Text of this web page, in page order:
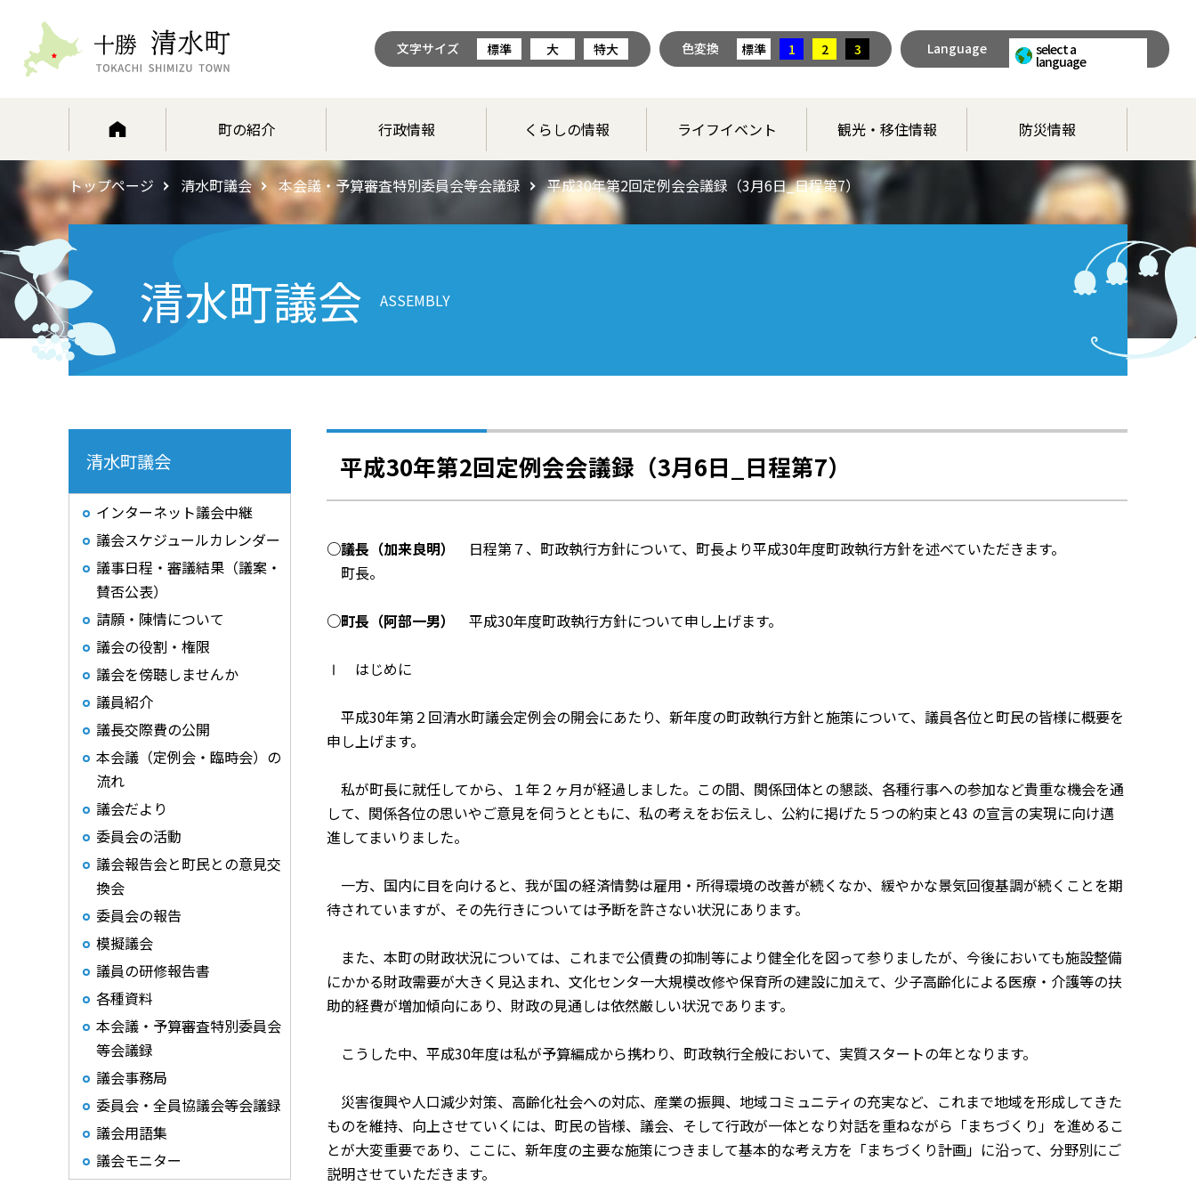
文字サイズ 標準 大 特大 色変換 標準 1 2 3 Language select a
language
町の紹介 行政情報 くらしの情報 ライフイベント 観光・移住情報 防災情報
トップページ 清水町議会 本会議・予算審査特別委員会等会議録 平成30年第2回定例会会議録（3月6日_日程第7）
清水町議会 ASSEMBLY
清水町議会
インターネット議会中継
議会スケジュールカレンダー
議事日程・審議結果（議案・
賛否公表）
請願・陳情について
議会の役割・権限
議会を傍聴しませんか
議員紹介
議長交際費の公開
本会議（定例会・臨時会）の
流れ
議会だより
委員会の活動
議会報告会と町民との意見交
換会
委員会の報告
模擬議会
議員の研修報告書
各種資料
本会議・予算審査特別委員会
等会議録
議会事務局
委員会・全員協議会等会議録
議会用語集
議会モニター
平成30年第2回定例会会議録（3月6日_日程第7）
○議長（加来良明）
日程第７、町政執行方針について、町長より平成30年度町政執行方針を述べていただきます。
町長。
○町長（阿部一男） 平成30年度町政執行方針について申し上げます。
Ⅰ はじめに
平成30年第２回清水町議会定例会の開会にあたり、新年度の町政執行方針と施策について、議員各位と町民の皆様に概要を
申し上げます。
私が町長に就任してから、１年２ヶ月が経過しました。この間、関係団体との懇談、各種行事への参加など貴重な機会を通
して、関係各位の思いやご意見を伺うとともに、私の考えをお伝えし、公約に掲げた５つの約束と43 の宣言の実現に向け邁
進してまいりました。
一方、国内に目を向けると、我が国の経済情勢は雇用・所得環境の改善が続くなか、緩やかな景気回復基調が続くことを期
待されていますが、その先行きについては予断を許さない状況にあります。
また、本町の財政状況については、これまで公債費の抑制等により健全化を図って参りましたが、今後においても施設整備
にかかる財政需要が大きく見込まれ、文化センタ一大規模改修や保育所の建設に加えて、少子高齢化による医療・介護等の扶
助的経費が増加傾向にあり、財政の見通しは依然厳しい状況であります。
こうした中、平成30年度は私が予算編成から携わり、町政執行全般において、実質スタートの年となります。
災害復興や人口減少対策、高齢化社会への対応、産業の振興、地域コミュニティの充実など、これまで地域を形成してきた
ものを維持、向上させていくには、町民の皆様、議会、そして行政が一体となり対話を重ねながら「まちづくり」を進めるこ
とが大変重要であり、ここに、新年度の主要な施策につきまして基本的な考え方を「まちづくり計画」に沿って、分野別にご
説明させていただきます。